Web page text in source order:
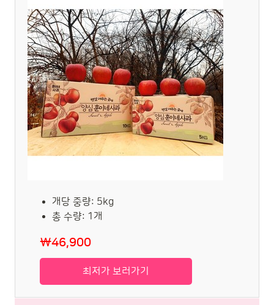
개당 중량: 5kg
총 수량: 1개
₩46,900
최저가 보러가기